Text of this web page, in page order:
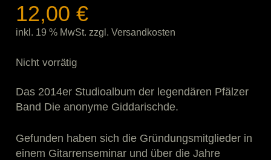
12,00€
inkl. 19 % MwSt. zzgl.Versandkosten
Nicht vorrätig
Das 2014er Studioalbum der legendären Pfälzer
Band Die anonyme Giddarischde.
Gefunden haben sich die Gründungsmitglieder in
einem Gitarrenseminar und über die Jahre